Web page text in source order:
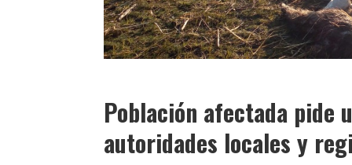
Población afectada pide
autoridades locales y